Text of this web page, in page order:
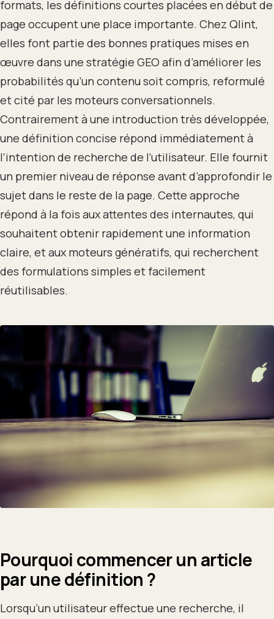
formats, les définitions courtes placées en début de
page occupent une place importante. Chez Qlint,
elles font partie des bonnes pratiques mises en
œuvre dans une stratégie GEO afin d’améliorer les
probabilités qu’un contenu soit compris, reformulé
et cité par les moteurs conversationnels.
Contrairement à une introduction très développée,
une définition concise répond immédiatement à
l’intention de recherche de l’utilisateur. Elle fournit
un premier niveau de réponse avant d’approfondir le
sujet dans le reste de la page. Cette approche
répond à la fois aux attentes des internautes, qui
souhaitent obtenir rapidement une information
claire, et aux moteurs génératifs, qui recherchent
des formulations simples et facilement
réutilisables.
Pourquoi commencer un article
par une définition ?
Lorsqu’un utilisateur effectue une recherche, il